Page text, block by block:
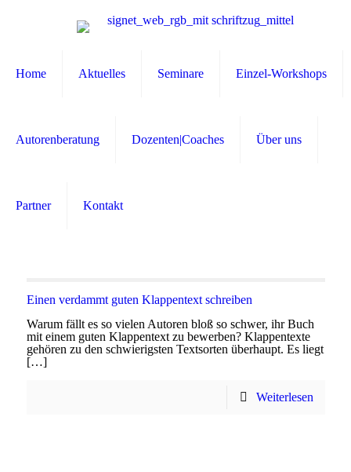
Home Aktuelles Seminare Einzel-Workshops
Autorenberatung Dozenten|Coaches Über uns
Partner Kontakt
Einen verdammt guten Klappentext schreiben
Warum fällt es so vielen Autoren bloß so schwer, ihr Buch
mit einem guten Klappentext zu bewerben? Klappentexte
gehören zu den schwierigsten Textsorten überhaupt. Es liegt
[…]
Weiterlesen